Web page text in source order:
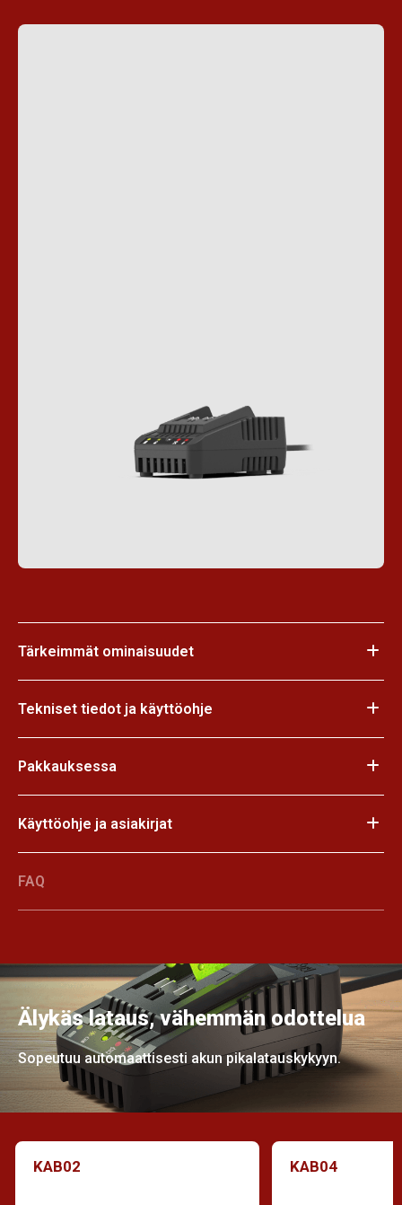
Tärkeimmät ominaisuudet
Tekniset tiedot ja käyttöohje
Pakkauksessa
Käyttöohje ja asiakirjat
FAQ
Älykäs lataus, vähemmän odottelua
Sopeutuu automaattisesti akun pikalatauskykyyn.
KAB02 KAB04